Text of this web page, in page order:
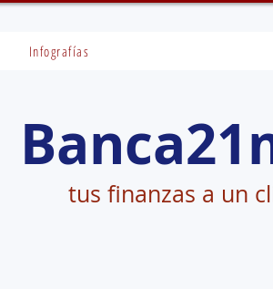
Infografías
tus finanzas a un